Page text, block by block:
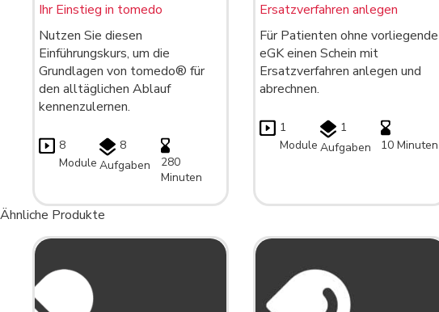
Ihr Einstieg in tomedo
Nutzen Sie diesen
Einführungskurs, um die
Grundlagen von tomedo® für
den alltäglichen Ablauf
kennenzulernen.
8
Module
8
Aufgaben
280
Minuten
Ersatzverfahren anlegen
Für Patienten ohne vorliegende
eGK einen Schein mit
Ersatzverfahren anlegen und
abrechnen.
1
Module
1
Aufgaben
10 Minuten
Ähnliche Produkte